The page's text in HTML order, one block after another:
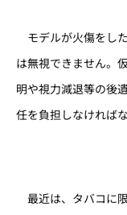
モデルが火傷をし
は無視できません。
明や視力減退等の後
任を負担しなければ
最近は、タバコに